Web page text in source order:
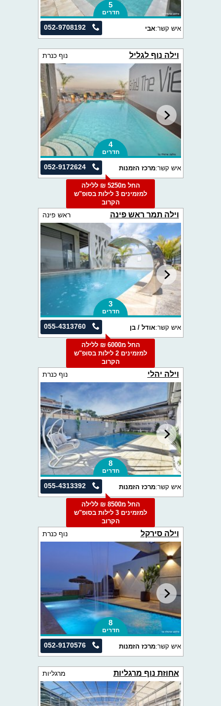
5
חדרים
052-9708192 איש קשר:אבי
וילה נוף לגליל נוף כנרת
4
חדרים
052-9172624 איש קשר:מרכז הזמנות
החל מ5250 ₪ ללילה
למזמינים 3 לילות בסופ"ש
הקרוב
וילה תמר ראש פינה ראש פינה
3
חדרים
055-4313760 איש קשר:אודל / בן
החל מ6000 ₪ ללילה
למזמינים 2 לילות בסופ"ש
הקרוב
וילה יהלי נוף כנרת
8
חדרים
055-4313392 איש קשר:מרכז הזמנות
החל מ8500 ₪ ללילה
למזמינים 3 לילות בסופ"ש
הקרוב
וילה סירקל נוף כנרת
8
חדרים
052-9170576 איש קשר:מרכז הזמנות
אחוזת נוף מרגליות מרגליות